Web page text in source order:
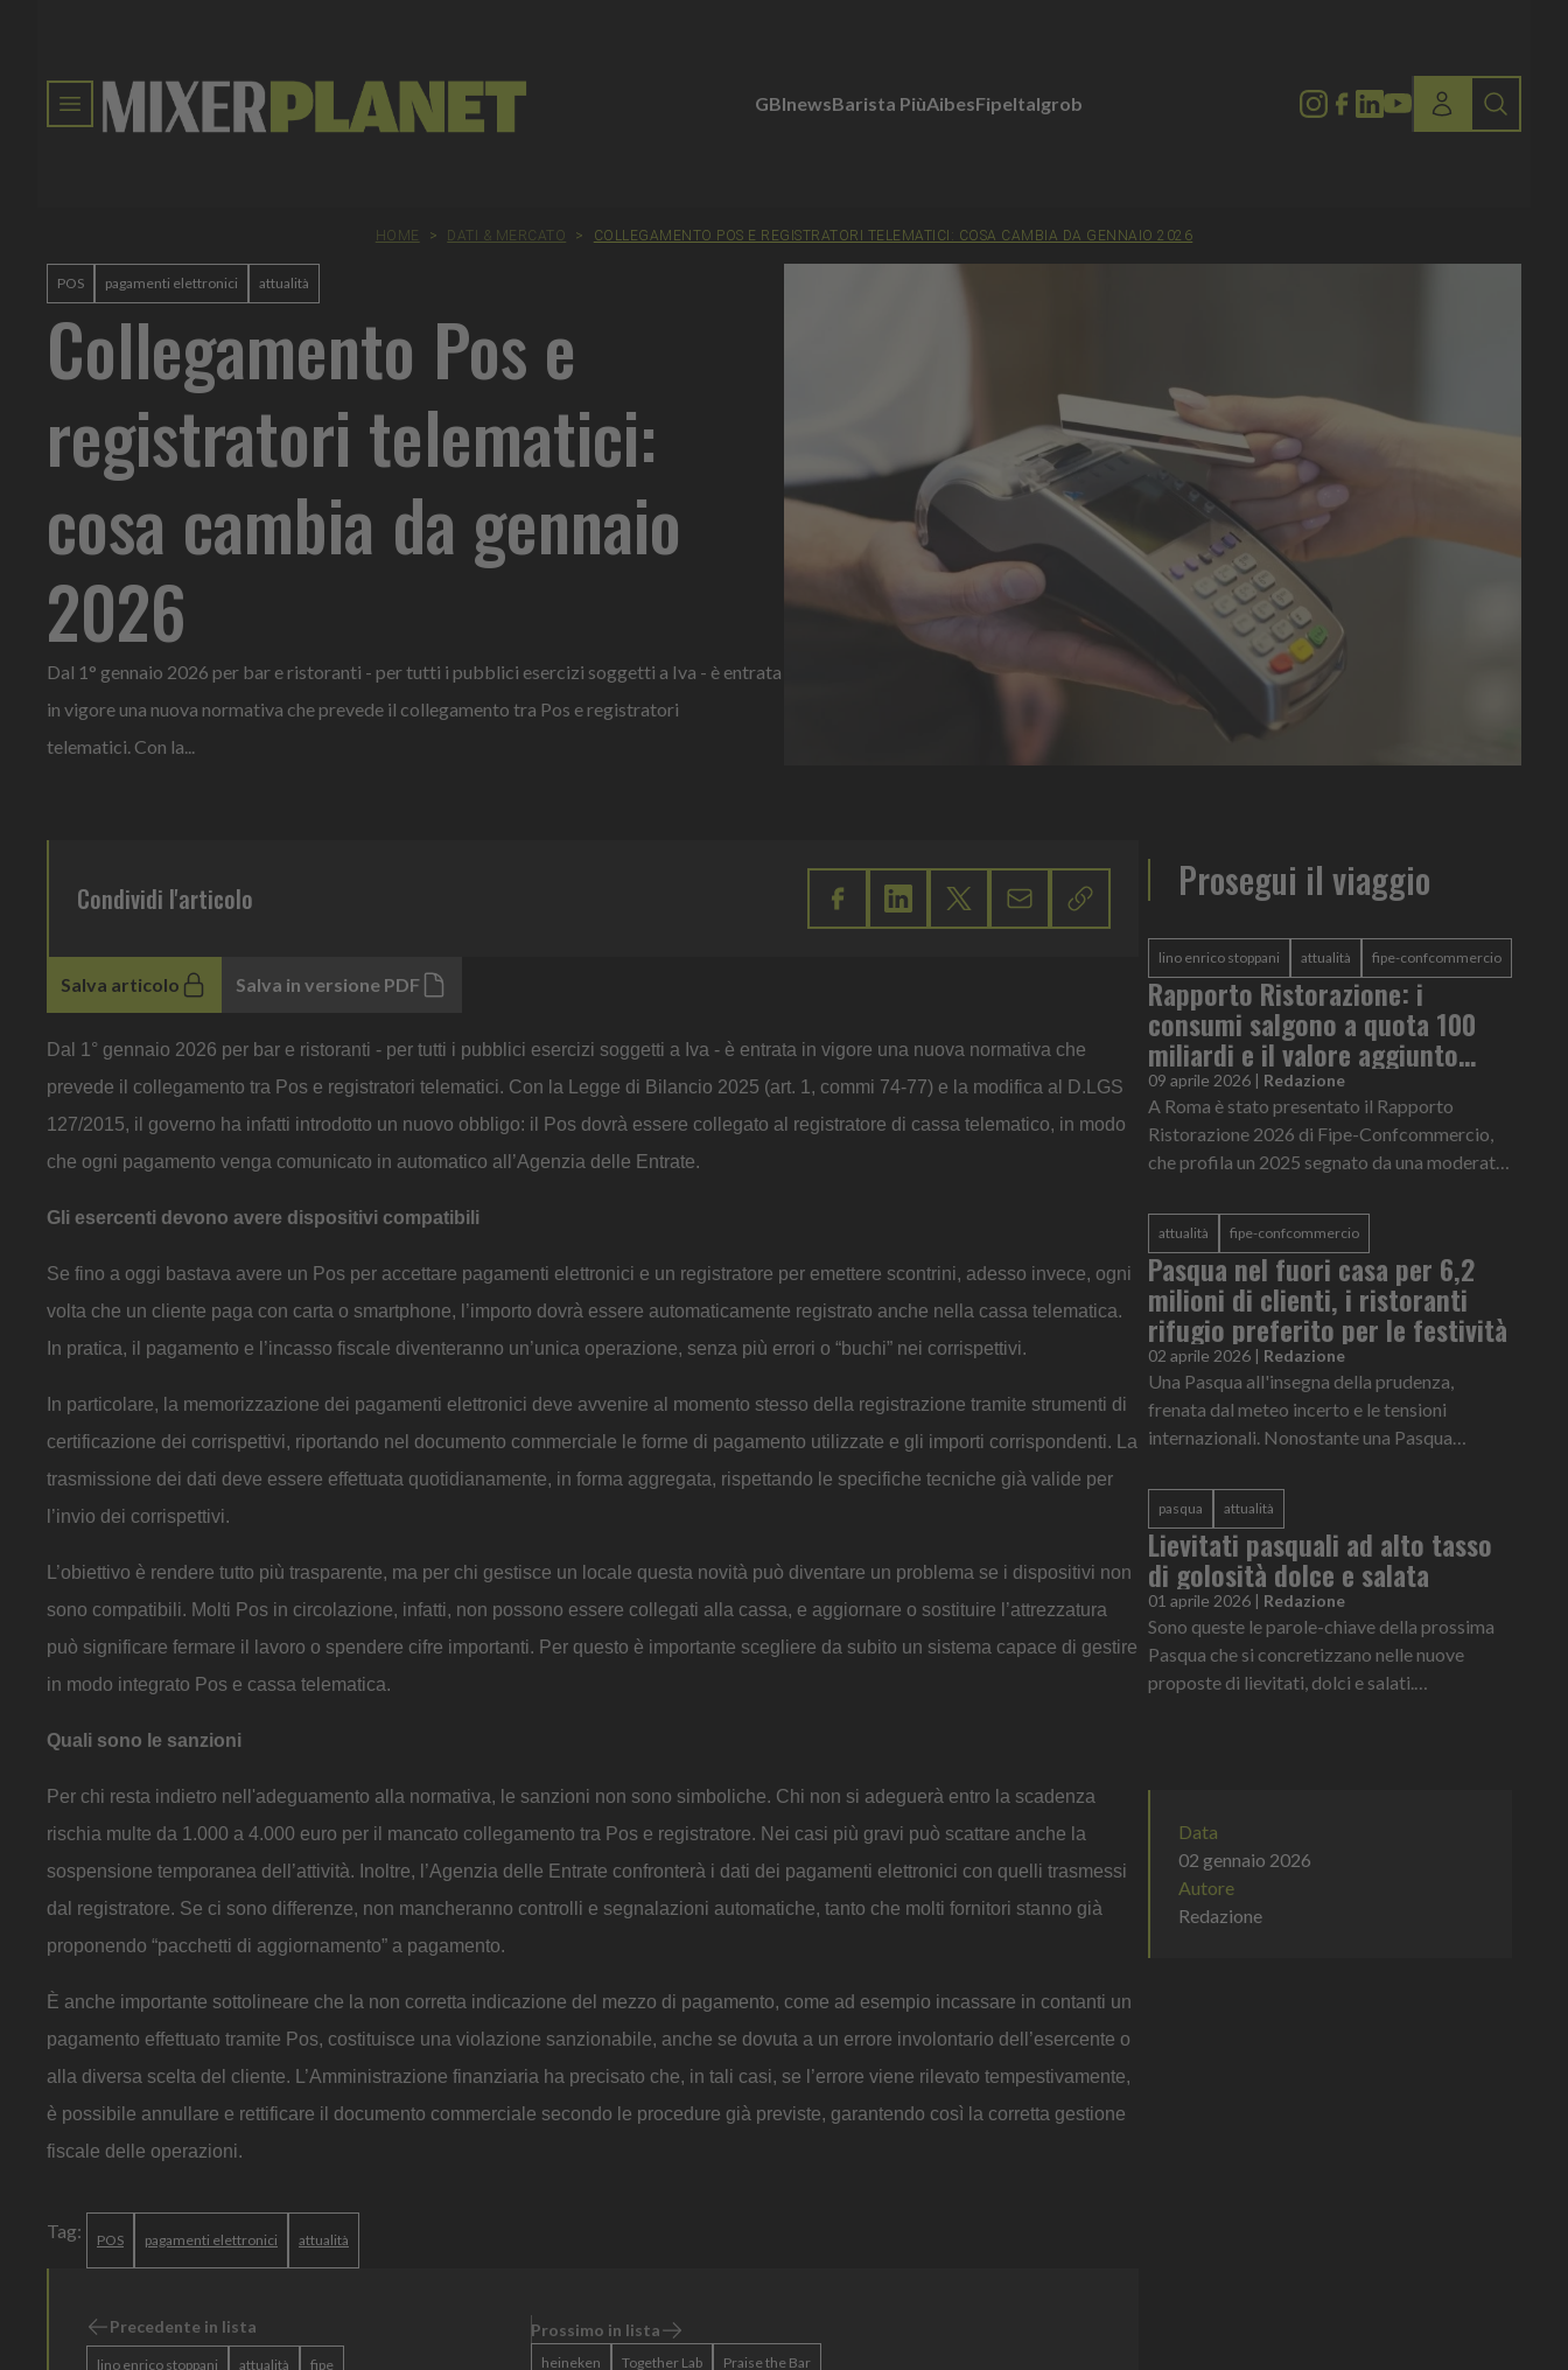
GBInewsBarista PiùAibesFipeItalgrob
HOME > DATI & MERCATO > COLLEGAMENTO POS E REGISTRATORI TELEMATICI: COSA CAMBIA DA GENNAIO 2026
POS pagamenti elettronici attualità
Collegamento Pos e
registratori telematici:
cosa cambia da gennaio
2026
Dal 1° gennaio 2026 per bar e ristoranti - per tutti i pubblici esercizi soggetti a Iva - è entrata
in vigore una nuova normativa che prevede il collegamento tra Pos e registratori
telematici. Con la...
Condividi l'articolo
Salva articolo Salva in versione PDF
Dal 1° gennaio 2026 per bar e ristoranti - per tutti i pubblici esercizi soggetti a Iva - è entrata in vigore una nuova normativa che
prevede il collegamento tra Pos e registratori telematici. Con la Legge di Bilancio 2025 (art. 1, commi 74-77) e la modifica al D.LGS
127/2015, il governo ha infatti introdotto un nuovo obbligo: il Pos dovrà essere collegato al registratore di cassa telematico, in modo
che ogni pagamento venga comunicato in automatico all’Agenzia delle Entrate.
Gli esercenti devono avere dispositivi compatibili
Se fino a oggi bastava avere un Pos per accettare pagamenti elettronici e un registratore per emettere scontrini, adesso invece, ogni
volta che un cliente paga con carta o smartphone, l’importo dovrà essere automaticamente registrato anche nella cassa telematica.
In pratica, il pagamento e l’incasso fiscale diventeranno un’unica operazione, senza più errori o “buchi” nei corrispettivi.
In particolare, la memorizzazione dei pagamenti elettronici deve avvenire al momento stesso della registrazione tramite strumenti di
certificazione dei corrispettivi, riportando nel documento commerciale le forme di pagamento utilizzate e gli importi corrispondenti. La
trasmissione dei dati deve essere effettuata quotidianamente, in forma aggregata, rispettando le specifiche tecniche già valide per
l’invio dei corrispettivi.
L’obiettivo è rendere tutto più trasparente, ma per chi gestisce un locale questa novità può diventare un problema se i dispositivi non
sono compatibili. Molti Pos in circolazione, infatti, non possono essere collegati alla cassa, e aggiornare o sostituire l’attrezzatura
può significare fermare il lavoro o spendere cifre importanti. Per questo è importante scegliere da subito un sistema capace di gestire
in modo integrato Pos e cassa telematica.
Quali sono le sanzioni
Per chi resta indietro nell'adeguamento alla normativa, le sanzioni non sono simboliche. Chi non si adeguerà entro la scadenza
rischia multe da 1.000 a 4.000 euro per il mancato collegamento tra Pos e registratore. Nei casi più gravi può scattare anche la
sospensione temporanea dell’attività. Inoltre, l’Agenzia delle Entrate confronterà i dati dei pagamenti elettronici con quelli trasmessi
dal registratore. Se ci sono differenze, non mancheranno controlli e segnalazioni automatiche, tanto che molti fornitori stanno già
proponendo “pacchetti di aggiornamento” a pagamento.
È anche importante sottolineare che la non corretta indicazione del mezzo di pagamento, come ad esempio incassare in contanti un
pagamento effettuato tramite Pos, costituisce una violazione sanzionabile, anche se dovuta a un errore involontario dell’esercente o
alla diversa scelta del cliente. L’Amministrazione finanziaria ha precisato che, in tali casi, se l’errore viene rilevato tempestivamente,
è possibile annullare e rettificare il documento commerciale secondo le procedure già previste, garantendo così la corretta gestione
fiscale delle operazioni.
Tag: POS pagamenti elettronici attualità
Precedente in lista
lino enrico stoppani attualità fipe
Prossimo in lista
heineken Together Lab Praise the Bar
Prosegui il viaggio
lino enrico stoppani attualità fipe-confcommercio
Rapporto Ristorazione: i
consumi salgono a quota 100
miliardi e il valore aggiunto
segna +0,5%
09 aprile 2026 | Redazione
A Roma è stato presentato il Rapporto
Ristorazione 2026 di Fipe-Confcommercio,
che profila un 2025 segnato da una moderata
strutturali e di un contesto s...
attualità fipe-confcommercio
Pasqua nel fuori casa per 6,2
milioni di clienti, i ristoranti
rifugio preferito per le festività
02 aprile 2026 | Redazione
Una Pasqua all'insegna della prudenza,
frenata dal meteo incerto e le tensioni
internazionali. Nonostante una Pasqua
geopolitiche frenino in parte le classiche...
pasqua attualità
Lievitati pasquali ad alto tasso
di golosità dolce e salata
01 aprile 2026 | Redazione
Sono queste le parole-chiave della prossima
Pasqua che si concretizzano nelle nuove
proposte di lievitati, dolci e salati.
Data
02 gennaio 2026
Autore
Redazione